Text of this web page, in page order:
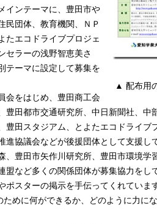
▲ 配布用
インテーマに、豊田市や
民団体、教育機関、ＮＰ
たエコドライブプロジェ
セラーの浅野智恵美さ
テーマに設定して募集を
会をはじめ、豊田商工会
豊田都市交通研究所、中日新聞社、中
豊田スタジアム、とよたエコドライブ
進協議会などが後援団体として支援し
、豊田市矢作川研究所、豊田市環境学
盟など多くの関係団体が募集協力をし
スターの掲示を手伝ってくれていま
ために何ができるか、どのように力に